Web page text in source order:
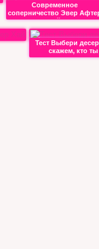
Современное
соперничество Эвер
Хай
Тест Выбери
скажем, кто ты